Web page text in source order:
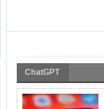
ChatGPT